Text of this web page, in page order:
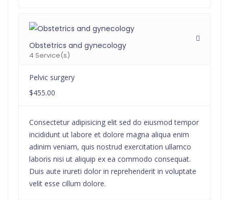
Obstetrics and gynecology
4 Service(s)
Pelvic surgery
$455.00
Consectetur adipisicing elit sed do eiusmod tempor
incididunt ut labore et dolore magna aliqua enim
adinim veniam, quis nostrud exercitation ullamco
laboris nisi ut aliquip ex ea commodo consequat.
Duis aute irureti dolor in reprehenderit in voluptate
velit esse cillum dolore.